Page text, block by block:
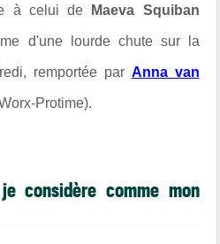
à celui de Maeva Squiban
d'une lourde chute sur la
remportée par Anna van
Protime).
considère comme mon